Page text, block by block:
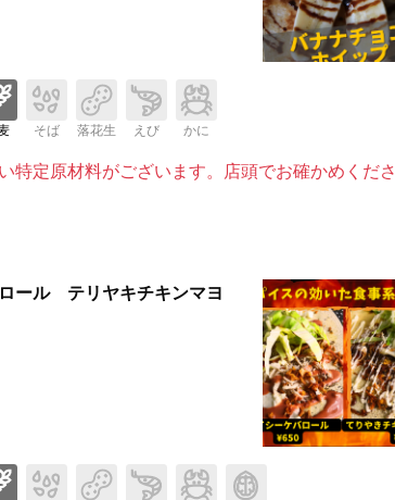
そば 落花生 えび かに
特定原材料がございます。店頭でお確かめくださ
ール テリヤキチキンマヨ